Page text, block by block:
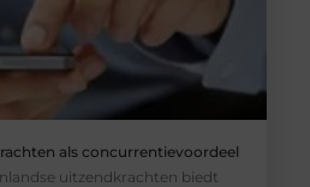
als concurrentievoordeel
uitzendkrachten biedt